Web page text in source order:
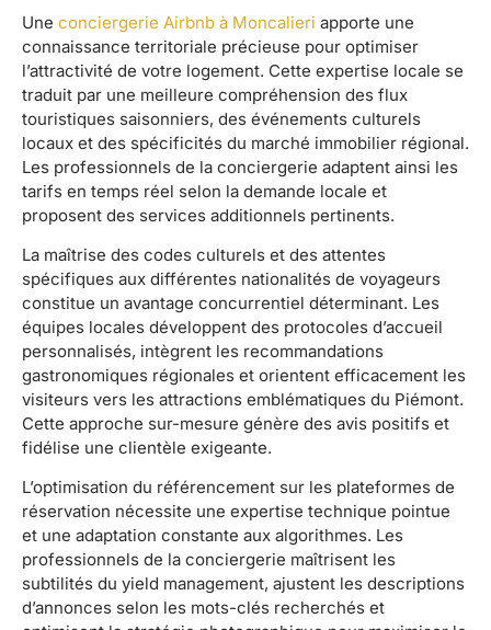
Une conciergerie Airbnb à Moncalieri apporte une
connaissance territoriale précieuse pour optimiser
l’attractivité de votre logement. Cette expertise locale se
traduit par une meilleure compréhension des flux
touristiques saisonniers, des événements culturels
locaux et des spécificités du marché immobilier régional.
Les professionnels de la conciergerie adaptent ainsi les
tarifs en temps réel selon la demande locale et
proposent des services additionnels pertinents.
La maîtrise des codes culturels et des attentes
spécifiques aux différentes nationalités de voyageurs
constitue un avantage concurrentiel déterminant. Les
équipes locales développent des protocoles d’accueil
personnalisés, intègrent les recommandations
gastronomiques régionales et orientent efficacement les
visiteurs vers les attractions emblématiques du Piémont.
Cette approche sur-mesure génère des avis positifs et
fidélise une clientèle exigeante.
L’optimisation du référencement sur les plateformes de
réservation nécessite une expertise technique pointue
et une adaptation constante aux algorithmes. Les
professionnels de la conciergerie maîtrisent les
subtilités du yield management, ajustent les descriptions
d’annonces selon les mots-clés recherchés et